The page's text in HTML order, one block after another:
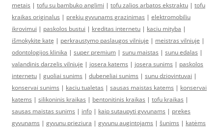
metais | tofu su bambuko anglimi | tofu zalios arbatos ekstraktu | tofu
kraikas originalus | prekiu gyvunams grazinimas | elektromobiliu
ikrovimui | paskolos bustui | kreditas internetu | kaciu mityba |
išmokykite katę | perkraustymo paslaugos vilniuje | meistras vilniuje |
odontologijos klinika | super premium | sunu maistas | sunu edalas |
valandinis darzelis vilniuje | josera katems | josera sunims | paskolos
internetu | guoliai sunims | dubeneliai sunims | sunu dziovintuvai |
konservai sunims | kaciu tualetas | sausas maistas katems | konservai
katems | silikoninis kraikas | bentonitinis kraikas | tofu kraikas |
sausas maistas sunims | info | kaip sutaupyti gyvunams | prekes
gyvunams | gyvunu prieziura | gyvunu augintojams | šunims | katėms